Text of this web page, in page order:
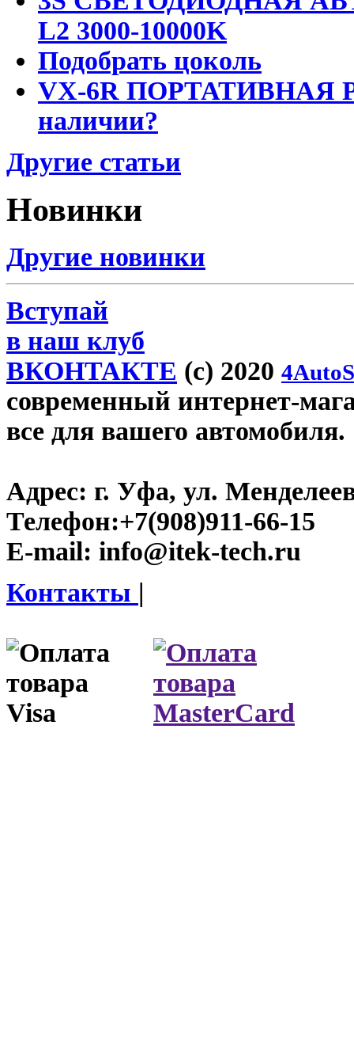
L2 3000-10000K
Подобрать цоколь
VX-6R ПОРТАТИВНАЯ
наличии?
Другие статьи
Новинки
Другие новинки
Вступай
в наш клуб
ВКОНТАКТЕ (c) 2020
современный интернет-
все для вашего автомобиля.
Адрес: г. Уфа, ул.
Телефон:+7(908)911-66-15
E-mail: info@itek-tech.ru
Контакты |